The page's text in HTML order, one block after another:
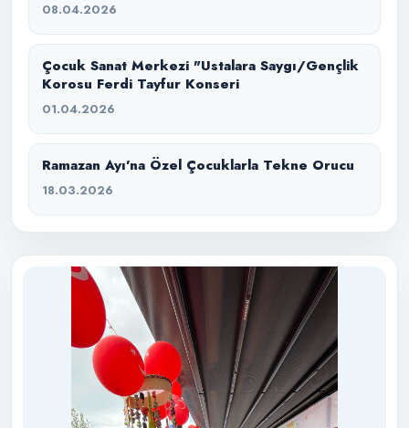
08.04.2026
Çocuk Sanat Merkezi "Ustalara Saygı/Gençlik
Korosu Ferdi Tayfur Konseri
01.04.2026
Ramazan Ayı’na Özel Çocuklarla Tekne Orucu
18.03.2026